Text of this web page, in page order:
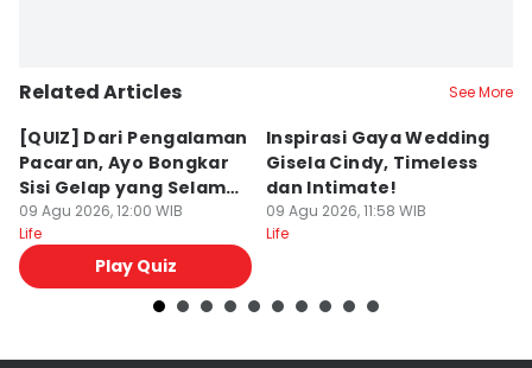
Related Articles See More
[QUIZ] Dari Pengalaman
Pacaran, Ayo Bongkar
Sisi Gelap yang Selama
Ini Disembunyikan
09 Agu 2026, 12:00 WIB
Life
Play Quiz
Inspirasi Gaya Wedding
Gisela Cindy, Timeless
dan Intimate!
09 Agu 2026, 11:58 WIB
Life